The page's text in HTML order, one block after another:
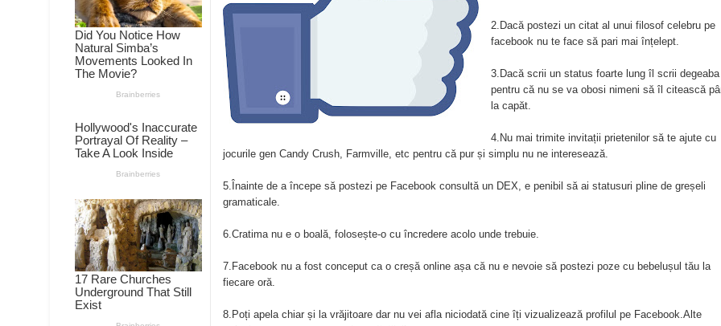
2.Dacă postezi un citat al unui filosof celebru pe
facebook nu te face să pari mai înțelept.
3.Dacă scrii un status foarte lung îl scrii degeaba
pentru că nu se va obosi nimeni să îl citească
la capăt.
4.Nu mai trimite invitații prietenilor să te ajute cu
jocurile gen Candy Crush, Farmville, etc pentru că pur și simplu nu ne interesează.
5.Înainte de a începe să postezi pe Facebook consultă un DEX, e penibil să ai statusuri pline de greșeli
gramaticale.
6.Cratima nu e o boală, folosește-o cu încredere acolo unde trebuie.
7.Facebook nu a fost conceput ca o creșă online așa că nu e nevoie să postezi poze cu bebelușul tău la
fiecare oră.
8.Poți apela chiar și la vrăjitoare dar nu vei afla niciodată cine îți vizualizează profilul pe Facebook.Alte